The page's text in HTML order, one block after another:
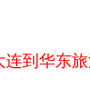
连到华东